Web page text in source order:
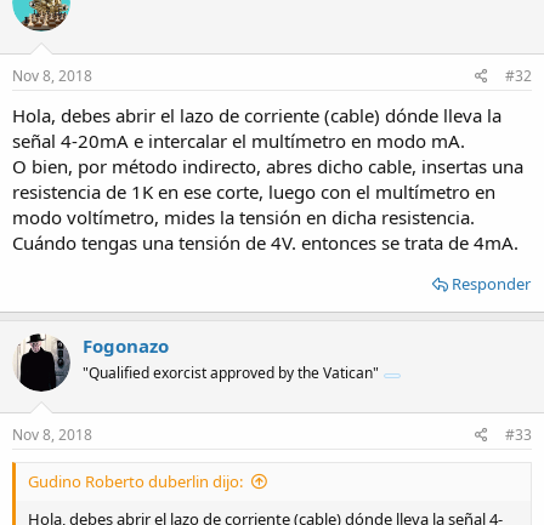
Nov 8, 2018 #32
Hola, debes abrir el lazo de corriente (cable) dónde lleva la
señal 4-20mA e intercalar el multímetro en modo mA.
O bien, por método indirecto, abres dicho cable, insertas una
resistencia de 1K en ese corte, luego con el multímetro en
modo voltímetro, mides la tensión en dicha resistencia.
Cuándo tengas una tensión de 4V. entonces se trata de 4mA.
Responder
Fogonazo
"Qualified exorcist approved by the Vatican"
Nov 8, 2018 #33
Gudino Roberto duberlin dijo:
Hola, debes abrir el lazo de corriente (cable) dónde lleva la señal 4-